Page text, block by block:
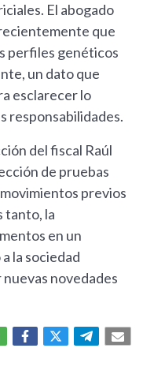
El abogado
que
perfiles genéticos
un dato que
esclarecer lo
responsabilidades.
del fiscal Raúl
de pruebas
previos
tanto, la
en un
la sociedad
novedades